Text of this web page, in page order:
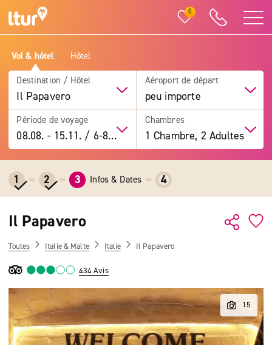
0
Vol & hôtel Hôtel
Destination / Hôtel
Il Papavero
Aéroport de départ
peu importe
Période de voyage
08.08. -15.11. / 6-8 jours
Chambres
1 Chambre, 2 Adultes
1 2 3 Infos & Dates 4
Il Papavero
Toutes Italie & Malte Italie Il Papavero
434 Avis